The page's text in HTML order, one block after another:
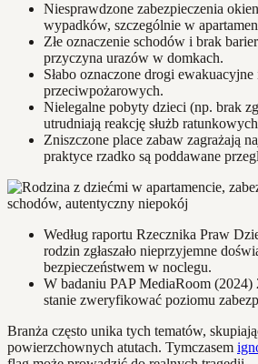
Niesprawdzone zabezpieczenia
wypadków, szczególnie w
Złe oznaczenie schodów i brak
przyczyna urazów w domkach.
Słabo oznaczone drogi
przeciwpożarowych.
Nielegalne pobyty dzieci (np. brak
utrudniają reakcję służb
Zniszczone place zabaw zagrażają
praktyce rzadko są poddawane
Według raportu Rzecznika Praw
rodzin zgłaszało nieprzyjemne
bezpieczeństwem w noclegu.
W badaniu PAP MediaRoom
stanie zweryfikować poziomu
Branża często unika tych tematów,
powierzchownych atutach. Tymczasem